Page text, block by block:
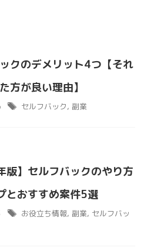
クのデメリット4つ【それ
方が良い理由】
セルフバック, 副業
版】セルフバックのやり方
とおすすめ案件5選
お役立ち情報, 副業, セルフバッ